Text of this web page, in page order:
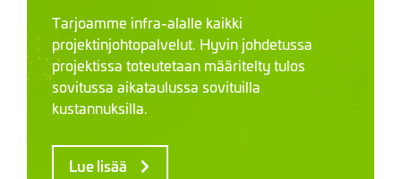
Tarjoamme infra-alalle kaikki
projektinjohtopalvelut. Hyvin johdetussa
projektissa toteutetaan määritelty tulos
sovitussa aikataulussa sovituilla
kustannuksilla.
Lue lisää